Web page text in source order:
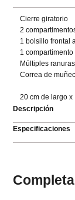
Cierre giratorio
2
1 bolsillo frontal
1
Múltiples
Correa de
20 cm de largo x
Descripción
Especificaciones